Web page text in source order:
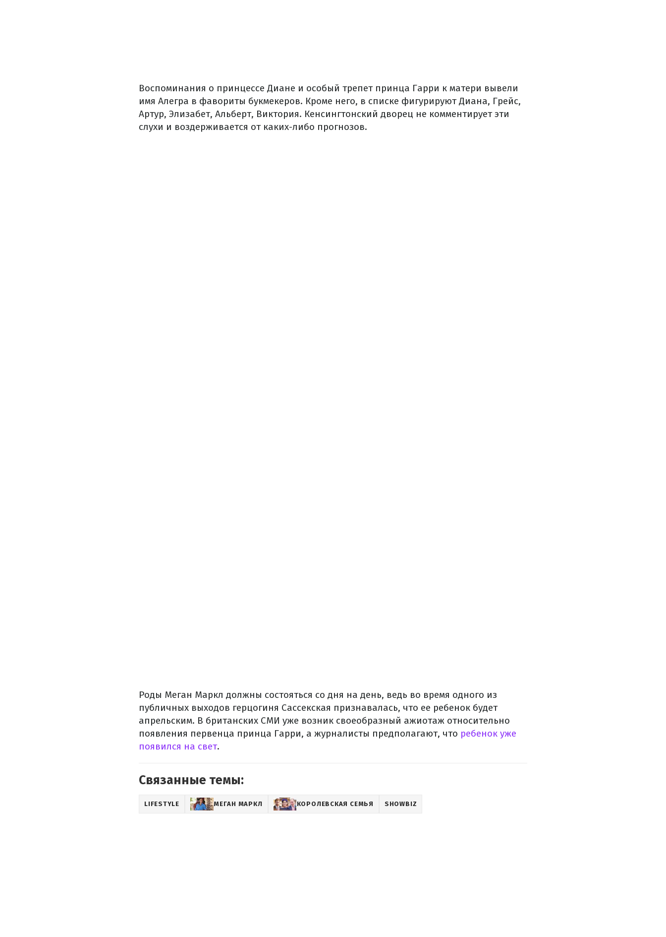
Воспоминания о принцессе Диане и особый трепет принца Гарри к матери вывели
имя Алегра в фавориты букмекеров. Кроме него, в списке фигурируют Диана, Грейс,
Артур, Элизабет, Альберт, Виктория. Кенсингтонский дворец не комментирует эти
слухи и воздерживается от каких-либо прогнозов.
Роды Меган Маркл должны состояться со дня на день, ведь во время одного из
публичных выходов герцогиня Сассекская признавалась, что ее ребенок будет
апрельским. В британских СМИ уже возник своеобразный ажиотаж относительно
появления первенца принца Гарри, а журналисты предполагают, что ребенок уже
появился на свет.
Связанные темы:
LIFESTYLE МЕГАН МАРКЛ КОРОЛЕВСКАЯ СЕМЬЯ SHOWBIZ